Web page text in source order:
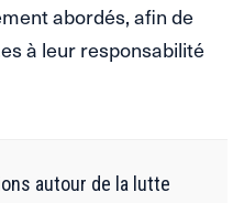
abordés, afin de
à leur responsabilité
autour de la lutte